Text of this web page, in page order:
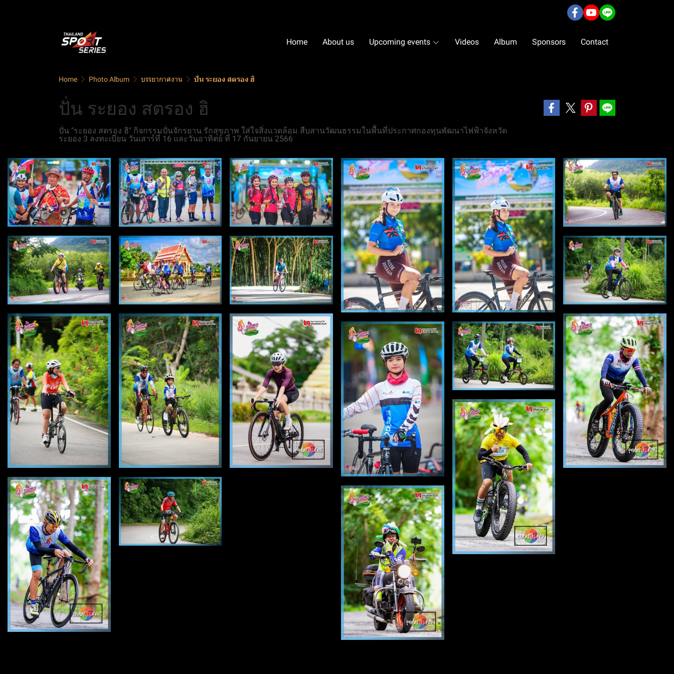
Home About us Upcoming events Videos Album Sponsors Contact
Home Photo Album บรรยากาศงาน ปั่น ระยอง สตรอง ฮิ
ปั่น ระยอง สตรอง ฮิ
ปั่น "ระยอง สตรอง ฮิ" กิจกรรมปั่นจักรยาน รักสุขภาพ ใส่ใจสิ่งแวดล้อม สืบสานวัฒนธรรมในพื้นที่ประกาศกองทุนพัฒนาไฟฟ้าจังหวัด
ระยอง 3 ลงทะเบียน วันเสาร์ที่ 16 และวันอาทิตย์ ที่ 17 กันยายน 2566